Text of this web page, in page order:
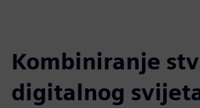
Kombiniranje
digitalnog